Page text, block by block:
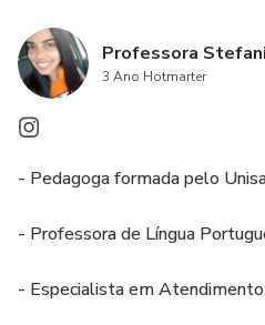
Professora
3 Ano Hotmarter
- Pedagoga formada pelo
- Professora de Língua
- Especialista em